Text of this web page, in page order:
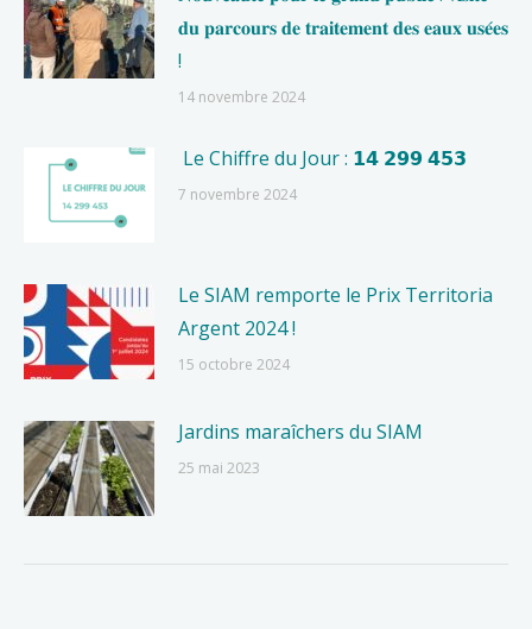
𝐝𝐮 𝐩𝐚𝐫𝐜𝐨𝐮𝐫𝐬 𝐝𝐞 𝐭𝐫𝐚𝐢𝐭𝐞𝐦𝐞𝐧𝐭 𝐝𝐞𝐬 𝐞𝐚𝐮𝐱 𝐮𝐬𝐞́𝐞𝐬
!
14 novembre 2024
Le Chiffre du Jour : 𝟭𝟰 𝟮𝟵𝟵 𝟰𝟱𝟯
7 novembre 2024
Le SIAM remporte le Prix Territoria
Argent 2024 !
15 octobre 2024
Jardins maraîchers du SIAM
25 mai 2023